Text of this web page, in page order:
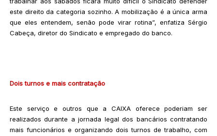
este direito da categoria sozinho. A mobilização é a única arma
que eles entendem, senão pode virar rotina”, enfatiza Sérgio
Cabeça, diretor do Sindicato e empregado do banco.
Dois turnos e mais contratação
Este serviço e outros que a CAIXA oferece poderiam ser
realizados durante a jornada legal dos bancários contratando
mais funcionários e organizando dois turnos de trabalho, com